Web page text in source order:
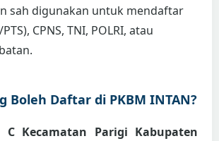
sah digunakan untuk mendaftar
CPNS, TNI, POLRI, atau
Boleh Daftar di PKBM INTAN?
C Kecamatan Parigi Kabupaten